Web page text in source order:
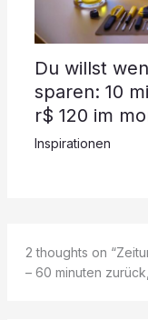
Du willst
sparen: 10
r$ 120 im
Inspirationen
2 thoughts on
– 60 minuten